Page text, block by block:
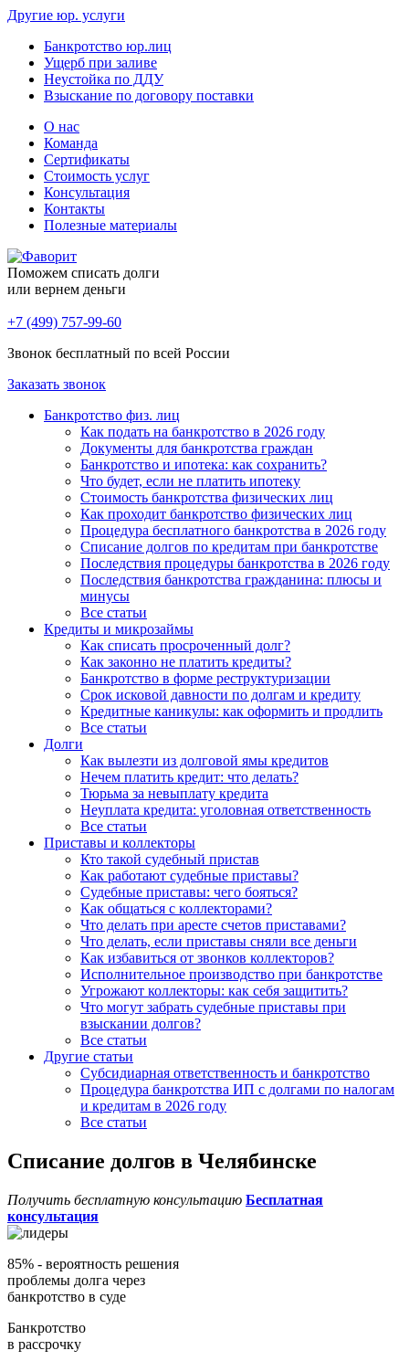
Другие юр. услуги
Банкротство юр.лиц
Ущерб при заливе
Неустойка по ДДУ
Взыскание по договору поставки
О нас
Команда
Сертификаты
Стоимость услуг
Консультация
Контакты
Полезные материалы
Поможем списать долги
или вернем деньги
+7 (499) 757-99-60
Звонок бесплатный по всей России
Заказать звонок
Банкротство физ. лиц
Как подать на банкротство в 2026 году
Документы для банкротства граждан
Банкротство и ипотека: как сохранить?
Что будет, если не платить ипотеку
Стоимость банкротства физических лиц
Как проходит банкротство физических лиц
Процедура бесплатного банкротства в 2026 году
Списание долгов по кредитам при банкротстве
Последствия процедуры банкротства в 2026 году
Последствия банкротства гражданина: плюсы и
минусы
Все статьи
Кредиты и микрозаймы
Как списать просроченный долг?
Как законно не платить кредиты?
Банкротство в форме реструктуризации
Срок исковой давности по долгам и кредиту
Кредитные каникулы: как оформить и продлить
Все статьи
Долги
Как вылезти из долговой ямы кредитов
Нечем платить кредит: что делать?
Тюрьма за невыплату кредита
Неуплата кредита: уголовная ответственность
Все статьи
Приставы и коллекторы
Кто такой судебный пристав
Как работают судебные приставы?
Судебные приставы: чего бояться?
Как общаться с коллекторами?
Что делать при аресте счетов приставами?
Что делать, если приставы сняли все деньги
Как избавиться от звонков коллекторов?
Исполнительное производство при банкротстве
Угрожают коллекторы: как себя защитить?
Что могут забрать судебные приставы при
взыскании долгов?
Все статьи
Другие статьи
Субсидиарная ответственность и банкротство
Процедура банкротства ИП с долгами по налогам
и кредитам в 2026 году
Все статьи
Списание долгов в Челябинске
Получить бесплатную консультацию Бесплатная
консультация
85% - вероятность решения
проблемы долга через
банкротство в суде
Банкротство
в рассрочку